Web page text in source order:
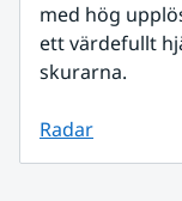
med hög
ett värdefullt
skurarna.
Radar